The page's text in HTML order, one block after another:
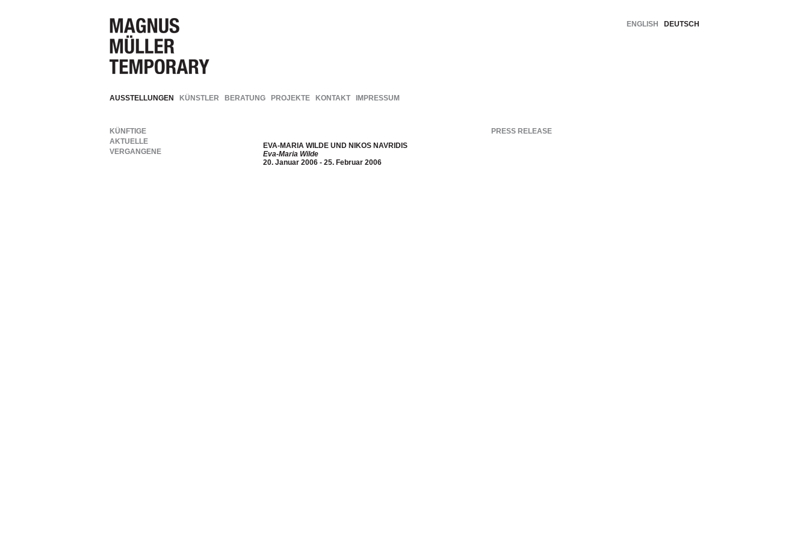
ENGLISH DEUTSCH
AUSSTELLUNGEN KÜNSTLER BERATUNG PROJEKTE KONTAKT IMPRESSUM
KÜNFTIGE
AKTUELLE
VERGANGENE
PRESS RELEASE
EVA-MARIA WILDE UND NIKOS NAVRIDIS
Eva-Maria Wilde
20. Januar 2006 - 25. Februar 2006